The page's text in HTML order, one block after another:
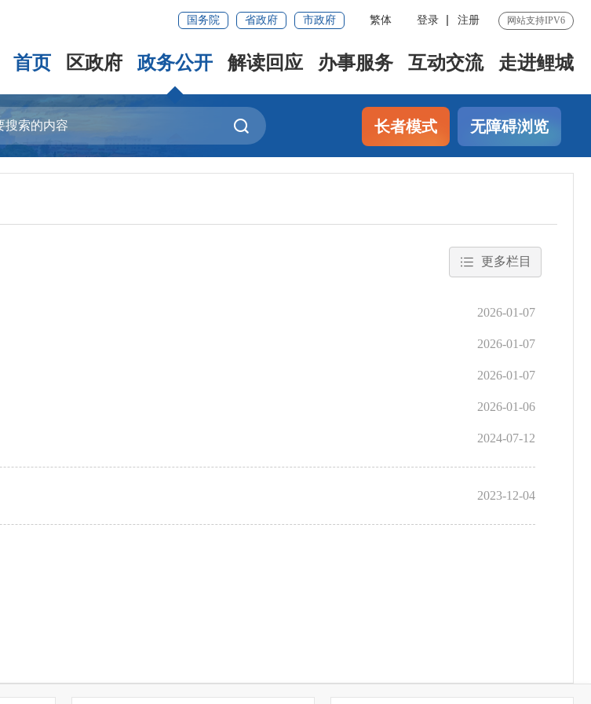
国务院 省政府 市政府 繁体 登录 注册 网站支持IPV6
首页 区政府 政务公开 解读回应 办事服务 互动交流 走进鲤城
长者模式 无障碍浏览
更多栏目
2026-01-07
2026-01-07
2026-01-07
2026-01-06
2024-07-12
2023-12-04